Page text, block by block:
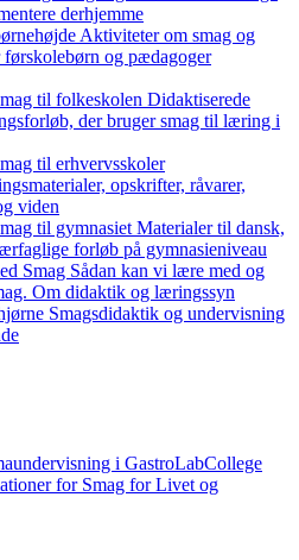
derhjemme
Aktiviteter om smag og
førskolebørn og pædagoger
til folkeskolen Didaktiserede
der bruger smag til læring i
til erhvervsskoler
opskrifter, råvarer,
viden
til gymnasiet Materialer til dansk,
forløb på gymnasieniveau
Smag Sådan kan vi lære med og
Om didaktik og læringssyn
Smagsdidaktik og undervisning
i GastroLabCollege
for Smag for Livet og